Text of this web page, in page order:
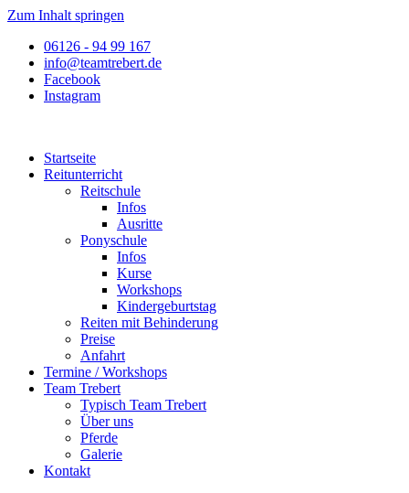
Zum Inhalt springen
06126 - 94 99 167
info@teamtrebert.de
Facebook
Instagram
Startseite
Reitunterricht
Reitschule
Infos
Ausritte
Ponyschule
Infos
Kurse
Workshops
Kindergeburtstag
Reiten mit Behinderung
Preise
Anfahrt
Termine / Workshops
Team Trebert
Typisch Team Trebert
Über uns
Pferde
Galerie
Kontakt